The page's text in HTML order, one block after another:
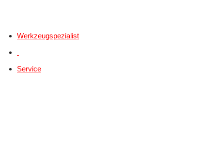
Werkzeugspezialist
Service